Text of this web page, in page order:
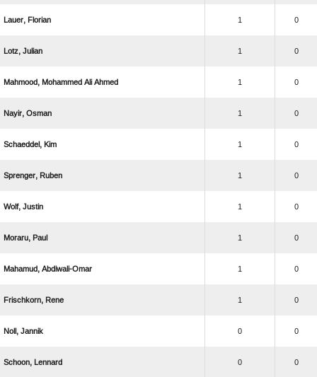
  1 0
  1 0
    1 0
  1 0
  1 0
  1 0
  1 0
  1 0
  1 0
  1 0
  0 0
  0 0